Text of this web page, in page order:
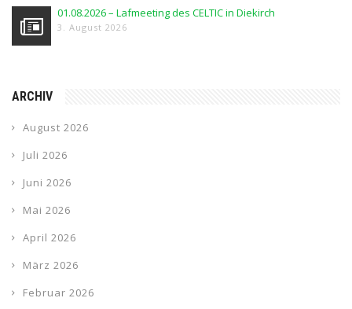
01.08.2026 – Lafmeeting des CELTIC in Diekirch
3. August 2026
ARCHIV
August 2026
Juli 2026
Juni 2026
Mai 2026
April 2026
März 2026
Februar 2026